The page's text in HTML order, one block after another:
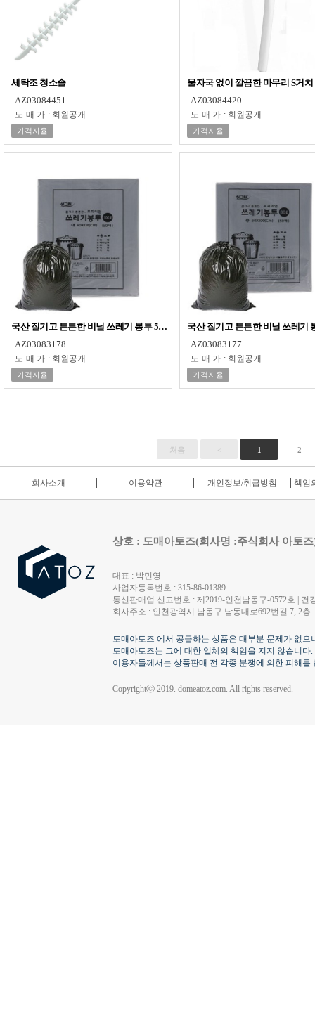
세탁조 청소솔
AZ03084451
도매가 : 회원공개
가격자율
물자국 없이 깔끔한 마무리 S거
AZ03084420
도매가 : 회원공개
가격자율
국산 질기고 튼튼한 비닐 쓰레기 봉투 50매 - 100L
AZ03083178
도매가 : 회원공개
가격자율
국산 질기고 튼튼한 비닐 쓰레기
AZ03083177
도매가 : 회원공개
가격자율
처음 < 1 2
회사소개 이용약관 개인정보/취급방침 책임
상호 : 도매아토즈(회사명 :주식회사 아토
대표 : 박민영
사업자등록번호 : 315-86-01389
통신판매업 신고번호 : 제2019-인천남동구-0572호 | 건
회사주소 : 인천광역시 남동구 남동대로692번길 7, 2층
도매아토즈 에서 공급하는 상품은 대부분 문제가 없
도매아토즈는 그에 대한 일체의 책임을 지지 않습니다.
이용자들께서는 상품판매 전 각종 분쟁에 의한 피해
Copyrightⓒ 2019. domeatoz.com. All rights reserved.